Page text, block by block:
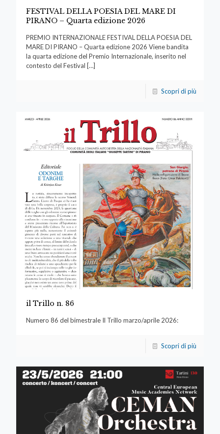
FESTIVAL DELLA POESIA DEL MARE DI
PIRANO – Quarta edizione 2026
PREMIO INTERNAZIONALE FESTIVAL DELLA POESIA DEL
MARE DI PIRANO – Quarta edizione 2026 Viene bandita
la quarta edizione del Premio Internazionale, inserito nel
contesto del Festival […]
Scopri di più
il Trillo n. 86
Numero 86 del bimestrale Il Trillo marzo/aprile 2026:
Scopri di più